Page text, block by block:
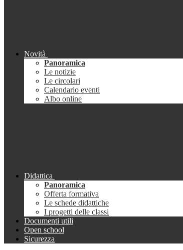
Novità
Panoramica
Le notizie
Le circolari
Calendario eventi
Albo online
Didattica
Panoramica
Offerta formativa
Le schede didattiche
I progetti delle classi
Documenti utili
Open school
Sicurezza